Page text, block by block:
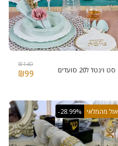
סט וינטז' ל20 סועדים
₪140
₪99
אזל מהמלאי -28.99%